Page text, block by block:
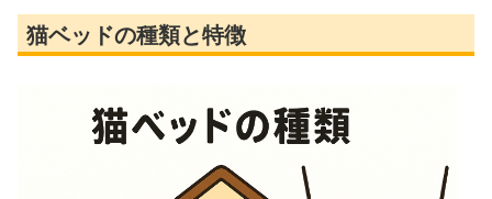
猫ベッドの種類と特徴